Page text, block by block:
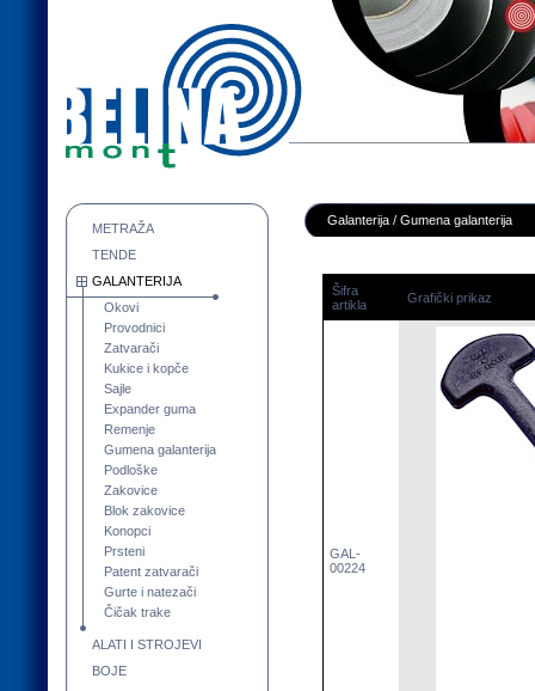
METRAŽA
TENDE
GALANTERIJA
Okovi
Provodnici
Zatvarači
Kukice i kopče
Sajle
Expander guma
Remenje
Gumena galanterija
Podloške
Zakovice
Blok zakovice
Konopci
Prsteni
Patent zatvarači
Gurte i natezači
Čičak trake
ALATI I STROJEVI
BOJE
Galanterija / Gumena galanterija
Šifra
artikla
Grafički prikaz
GAL-
00224